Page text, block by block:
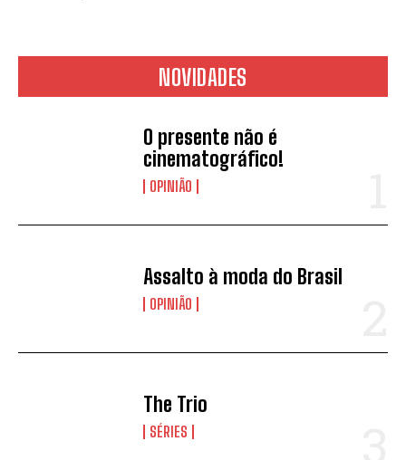
NOVIDADES
O presente não é
cinematográfico!
OPINIÃO
Assalto à moda do Brasil
OPINIÃO
The Trio
SÉRIES